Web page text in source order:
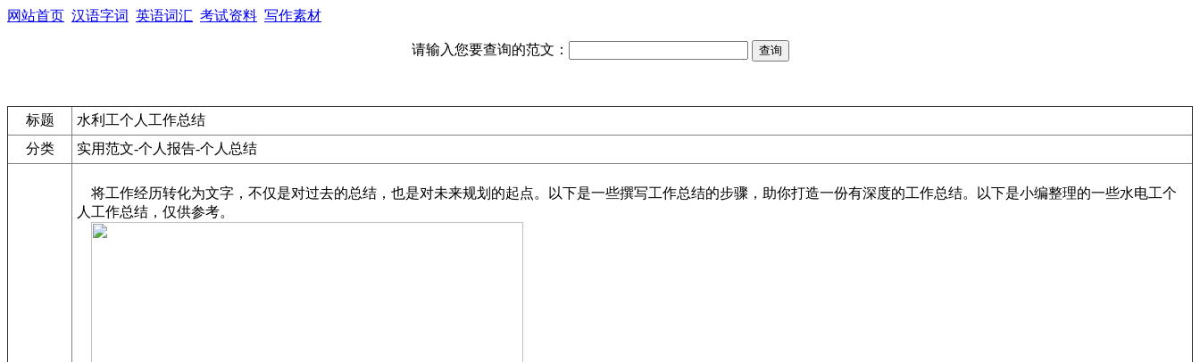
网站首页 汉语字词 英语词汇 考试资料 写作素材
请输入您要查询的范文：
标题
水利工个人工作总结
分类
实用范文-个人报告-个人总结
将工作经历转化为文字，不仅是对过去的总结，也是对未来规划的起点。以下是一些撰写工作总结的步骤，助你打造一份有深度的工作总结。以下是小编整理的一些水电工个
人工作总结，仅供参考。